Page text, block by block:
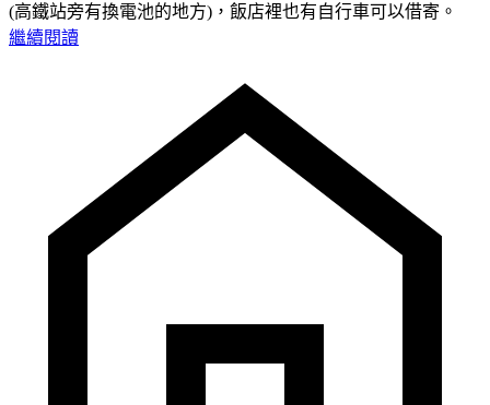
(高鐵站旁有換電池的地方)，飯店裡也有自行車可以借寄。
繼續閱讀